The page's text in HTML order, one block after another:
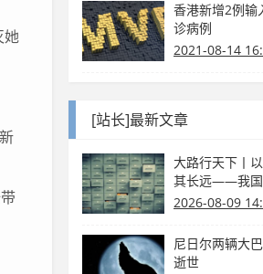
她
香港新增2例输
诊病例
2021-08-14
[站长]最新文章
大路行天下丨
其长远——我国
国际情怀与大
2026-08-09
尼日尔两辆大
逝世